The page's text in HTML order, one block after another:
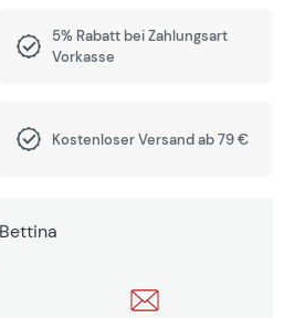
5% Rabatt bei Zahlungsart
Vorkasse
Kostenloser Versand ab 79 €